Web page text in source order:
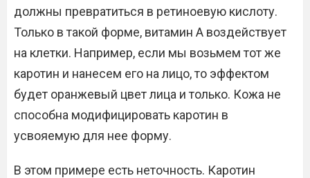
должны превратиться в ретиноевую кислоту.
Только в такой форме, витамин А воздействует
на клетки. Например, если мы возьмем тот же
каротин и нанесем его на лицо, то эффектом
будет оранжевый цвет лица и только. Кожа не
способна модифицировать каротин в
усвояемую для нее форму.
В этом примере есть неточность. Каротин